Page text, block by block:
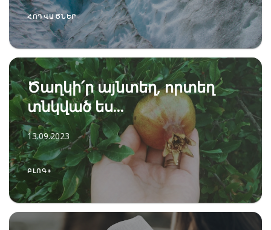
ՀՈԴՎԱԾՆԵՐ
Ծաղկի՛ր այնտեղ, որտեղ
տնկված ես...
13.09.2023
ԲԼՈԳ+